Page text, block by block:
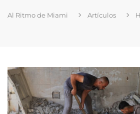
Al Ritmo de Miami Artículos